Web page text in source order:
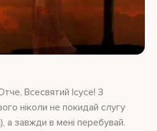
Всесвятий Ісусе! З
ніколи не покидай слугу
а завжди в мені перебувай.